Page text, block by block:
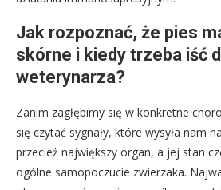
Jak rozpoznać, że pies
skórne i kiedy trzeba iść
weterynarza?
Zanim zagłębimy się w konkretne
się czytać sygnały, które wysyła nam
przecież największy organ, a jej stan
ogólne samopoczucie zwierzaka.